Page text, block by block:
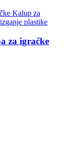
za igračke